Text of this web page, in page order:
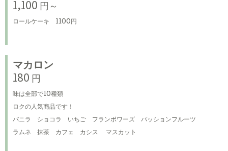
1,100 円～
ロールケーキ 1100円
マカロン
180 円
味は全部で10種類
ロクの人気商品です！
バニラ ショコラ いちご フランボワーズ パッションフルーツ
ラムネ 抹茶 カフェ カシス マスカット